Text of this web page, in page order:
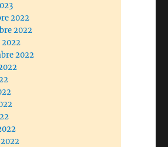
2022
2022
2022